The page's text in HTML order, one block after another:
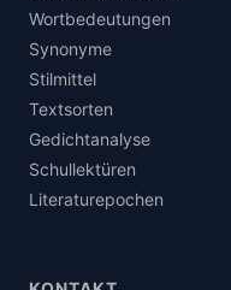
Wortbedeutungen
Synonyme
Stilmittel
Textsorten
Gedichtanalyse
Schullektüren
Literaturepochen